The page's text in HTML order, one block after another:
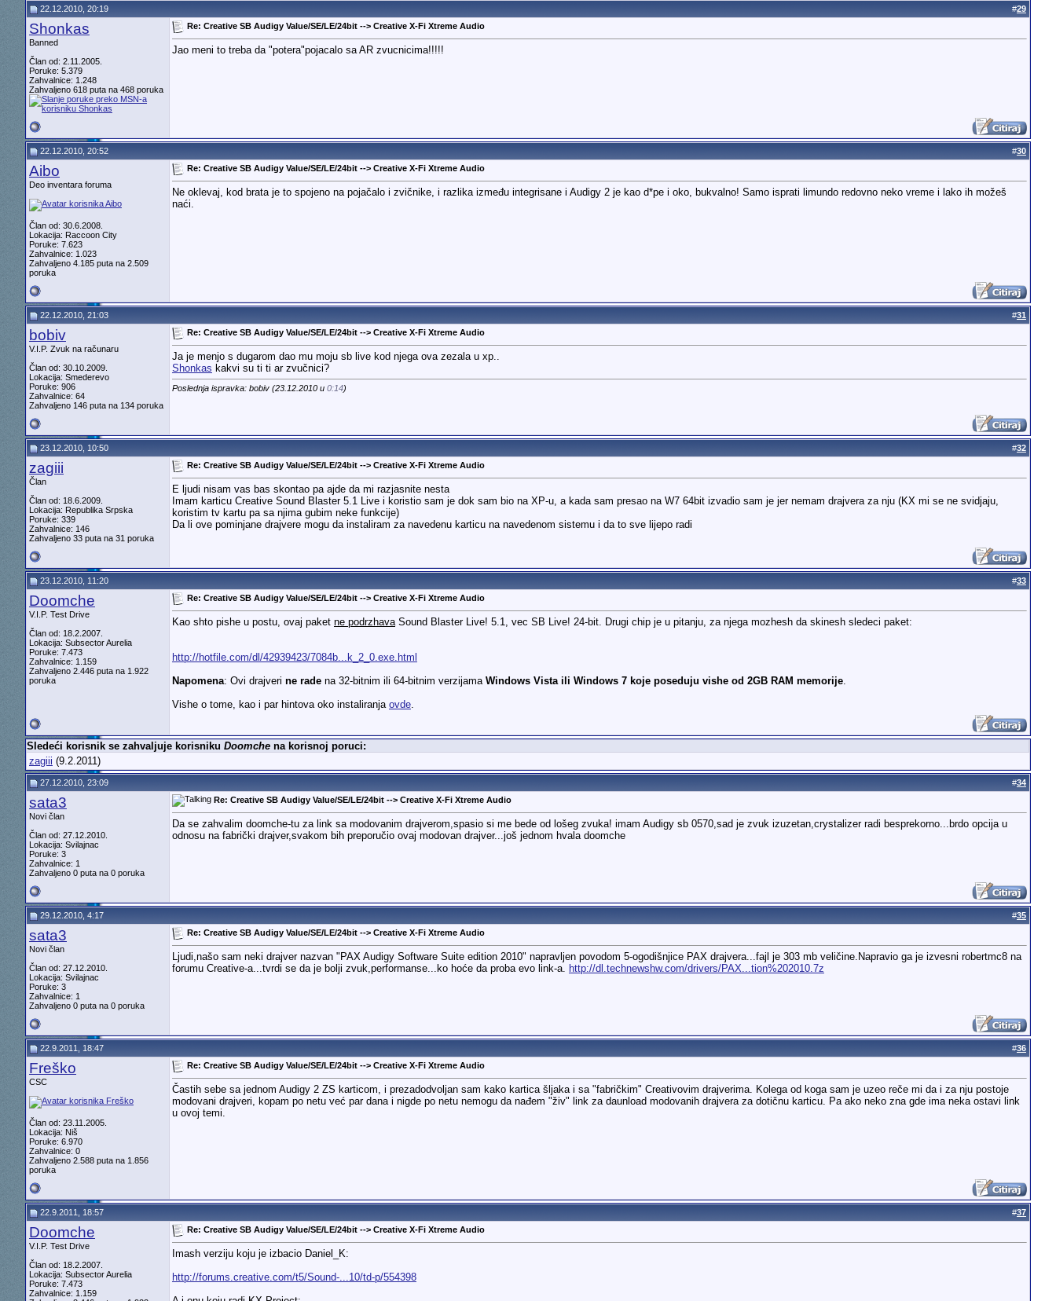
22.12.2010, 20:19 #29
Shonkas
Banned
Član od: 2.11.2005.
Poruke: 5.379
Zahvalnice: 1.248
Zahvaljeno 618 puta na 468 poruka
Re: Creative SB Audigy Value/SE/LE/24bit --> Creative X-Fi Xtreme Audio
Jao meni to treba da "potera"pojacalo sa AR zvucnicima!!!!!
22.12.2010, 20:52 #30
Aibo
Deo inventara foruma
Član od: 30.6.2008.
Lokacija: Raccoon City
Poruke: 7.623
Zahvalnice: 1.023
Zahvaljeno 4.185 puta na 2.509
poruka
Re: Creative SB Audigy Value/SE/LE/24bit --> Creative X-Fi Xtreme Audio
Ne oklevaj, kod brata je to spojeno na pojačalo i zvičnike, i razlika između integrisane i Audigy 2 je kao d*pe i oko, bukvalno! Samo isprati limundo redovno neko vreme i lako ih možeš
naći.
22.12.2010, 21:03 #31
bobiv
V.I.P. Zvuk na računaru
Član od: 30.10.2009.
Lokacija: Smederevo
Poruke: 906
Zahvalnice: 64
Zahvaljeno 146 puta na 134 poruka
Re: Creative SB Audigy Value/SE/LE/24bit --> Creative X-Fi Xtreme Audio
Ja je menjo s dugarom dao mu moju sb live kod njega ova zezala u xp..
Shonkas kakvi su ti ti ar zvučnici?
Poslednja ispravka: bobiv (23.12.2010 u 0:14)
23.12.2010, 10:50 #32
zagiii
Član
Član od: 18.6.2009.
Lokacija: Republika Srpska
Poruke: 339
Zahvalnice: 146
Zahvaljeno 33 puta na 31 poruka
Re: Creative SB Audigy Value/SE/LE/24bit --> Creative X-Fi Xtreme Audio
E ljudi nisam vas bas skontao pa ajde da mi razjasnite nesta
Imam karticu Creative Sound Blaster 5.1 Live i koristio sam je dok sam bio na XP-u, a kada sam presao na W7 64bit izvadio sam je jer nemam drajvera za nju (KX mi se ne svidjaju,
koristim tv kartu pa sa njima gubim neke funkcije)
Da li ove pominjane drajvere mogu da instaliram za navedenu karticu na navedenom sistemu i da to sve lijepo radi
23.12.2010, 11:20 #33
Doomche
V.I.P. Test Drive
Član od: 18.2.2007.
Lokacija: Subsector Aurelia
Poruke: 7.473
Zahvalnice: 1.159
Zahvaljeno 2.446 puta na 1.922
poruka
Re: Creative SB Audigy Value/SE/LE/24bit --> Creative X-Fi Xtreme Audio
Kao shto pishe u postu, ovaj paket ne podrzhavaSound Blaster Live! 5.1, vec SB Live! 24-bit. Drugi chip je u pitanju, za njega mozhesh da skinesh sledeci paket:
http://hotfile.com/dl/42939423/7084b...k_2_0.exe.html
Napomena: Ovi drajveri ne radena 32-bitnim ili 64-bitnim verzijama Windows Vista ili Windows 7 koje poseduju vishe od 2GB RAM memorije.
Vishe o tome, kao i par hintova oko instaliranja ovde.
Sledeći korisnik se zahvaljuje korisniku Doomchena korisnoj poruci:
zagiii (9.2.2011)
27.12.2010, 23:09 #34
sata3
Novi član
Član od: 27.12.2010.
Lokacija: Svilajnac
Poruke: 3
Zahvalnice: 1
Zahvaljeno 0 puta na 0 poruka
Re: Creative SB Audigy Value/SE/LE/24bit --> Creative X-Fi Xtreme Audio
Da se zahvalim doomche-tu za link sa modovanim drajverom,spasio si me bede od lošeg zvuka! imam Audigy sb 0570,sad je zvuk izuzetan,crystalizer radi besprekorno...brdo opcija u
odnosu na fabrički drajver,svakom bih preporučio ovaj modovan drajver...još jednom hvala doomche
29.12.2010, 4:17 #35
sata3
Novi član
Član od: 27.12.2010.
Lokacija: Svilajnac
Poruke: 3
Zahvalnice: 1
Zahvaljeno 0 puta na 0 poruka
Re: Creative SB Audigy Value/SE/LE/24bit --> Creative X-Fi Xtreme Audio
Ljudi,našo sam neki drajver nazvan "PAX Audigy Software Suite edition 2010" napravljen povodom 5-ogodišnjice PAX drajvera...fajl je 303 mb veličine.Napravio ga je izvesni robertmc8 na
forumu Creative-a...tvrdi se da je bolji zvuk,performanse...ko hoće da proba evo link-a. http://dl.technewshw.com/drivers/PAX...tion%202010.7z
22.9.2011, 18:47 #36
Freško
CSC
Član od: 23.11.2005.
Lokacija: Niš
Poruke: 6.970
Zahvalnice: 0
Zahvaljeno 2.588 puta na 1.856
poruka
Re: Creative SB Audigy Value/SE/LE/24bit --> Creative X-Fi Xtreme Audio
Častih sebe sa jednom Audigy 2 ZS karticom, i prezadodvoljan sam kako kartica šljaka i sa "fabričkim" Creativovim drajverima. Kolega od koga sam je uzeo reče mi da i za nju postoje
modovani drajveri, kopam po netu već par dana i nigde po netu nemogu da nađem "živ" link za daunload modovanih drajvera za dotičnu karticu. Pa ako neko zna gde ima neka ostavi link
u ovoj temi.
22.9.2011, 18:57 #37
Doomche
V.I.P. Test Drive
Član od: 18.2.2007.
Lokacija: Subsector Aurelia
Poruke: 7.473
Zahvalnice: 1.159
Re: Creative SB Audigy Value/SE/LE/24bit --> Creative X-Fi Xtreme Audio
Imash verziju koju je izbacio Daniel_K:
http://forums.creative.com/t5/Sound-...10/td-p/554398